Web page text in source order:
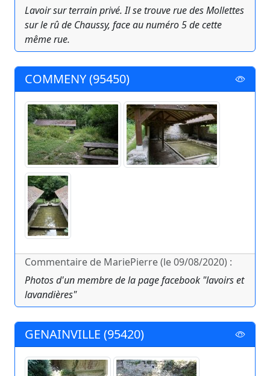
Lavoir sur terrain privé. Il se trouve rue des Mollettes
sur le rû de Chaussy, face au numéro 5 de cette
même rue.
COMMENY (95450)
Commentaire de MariePierre (le 09/08/2020) :
Photos d'un membre de la page facebook "lavoirs et
lavandières"
GENAINVILLE (95420)